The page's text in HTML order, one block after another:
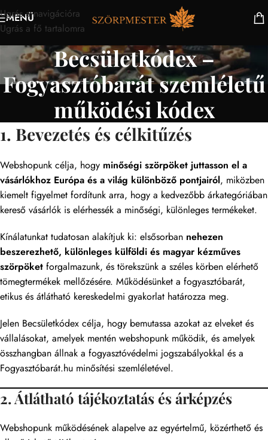
Ugrás a navigációra
Ugrás a fő tartalomra
MENÜ
Becsületkódex –
Fogyasztóbarát szemléletű
működési kódex
1. Bevezetés és célkitűzés
Webshopunk célja, hogy minőségi szörpöket juttasson el a
vásárlókhoz Európa és a világ különböző pontjairól, miközben
kiemelt figyelmet fordítunk arra, hogy a kedvezőbb árkategóriában
kereső vásárlók is elérhessék a minőségi, különleges termékeket.
Kínálatunkat tudatosan alakítjuk ki: elsősorban nehezen
beszerezhető, különleges külföldi és magyar kézműves
szörpöket forgalmazunk, és törekszünk a széles körben elérhető
tömegtermékek mellőzésére. Működésünket a fogyasztóbarát,
etikus és átlátható kereskedelmi gyakorlat határozza meg.
Jelen Becsületkódex célja, hogy bemutassa azokat az elveket és
vállalásokat, amelyek mentén webshopunk működik, és amelyek
összhangban állnak a fogyasztóvédelmi jogszabályokkal és a
Fogyasztóbarát.hu minősítési szemléletével.
2. Átlátható tájékoztatás és árképzés
Webshopunk működésének alapelve az egyértelmű, közérthető és